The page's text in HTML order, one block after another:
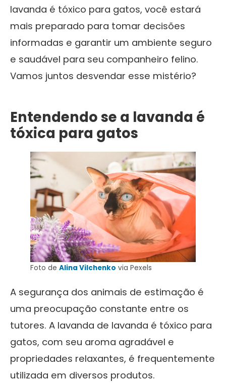
lavanda é tóxico para gatos, você estará
mais preparado para tomar decisões
informadas e garantir um ambiente seguro
e saudável para seu companheiro felino.
Vamos juntos desvendar esse mistério?
Entendendo se a lavanda é
tóxica para gatos
Foto de Alina Vilchenko via Pexels
A segurança dos animais de estimação é
uma preocupação constante entre os
tutores. A lavanda de lavanda é tóxico para
gatos, com seu aroma agradável e
propriedades relaxantes, é frequentemente
utilizada em diversos produtos.